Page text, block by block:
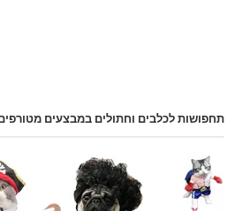
תחפושות לכלבים וחתולים במבצעים